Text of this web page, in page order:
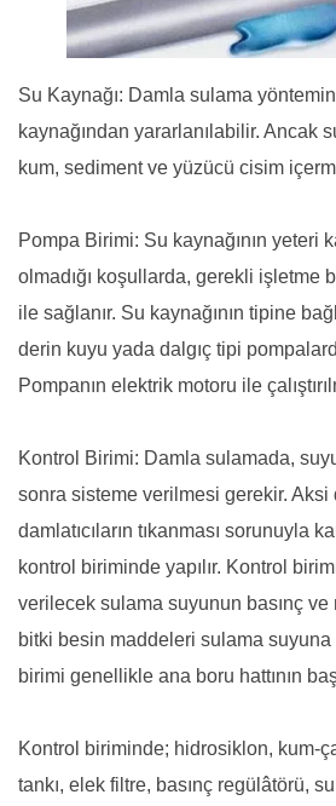
Su Kaynağı: Damla sulama
kaynağından yararlanılabilir. Ancak
kum, sediment ve yüzücü cisim
Pompa Birimi: Su kaynağının yeteri
olmadığı koşullarda, gerekli işletme
ile sağlanır. Su kaynağının tipine
derin kuyu yada dalgıç tipi
Pompanın elektrik motoru ile
Kontrol Birimi: Damla sulamada,
sonra sisteme verilmesi gerekir. Aksi
damlatıcıların tıkanması sorunuyla
kontrol biriminde yapılır. Kontrol
verilecek sulama suyunun basınç ve
bitki besin maddeleri sulama suyuna
birimi genellikle ana boru hattının
Kontrol biriminde; hidrosiklon, kum-
tankı, elek filtre, basınç regülâtörü,